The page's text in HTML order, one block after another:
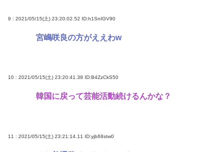
9 : 2021/05/15(土) 23:20:02.52 ID:h1SnIGV90
宮嶋咲良の方がええわw
10 : 2021/05/15(土) 23:20:41.38 ID:B4ZzCkS50
韓国に戻って芸能活動続けるんかな？
11 : 2021/05/15(土) 23:21:14.11 ID:yjb68stw0